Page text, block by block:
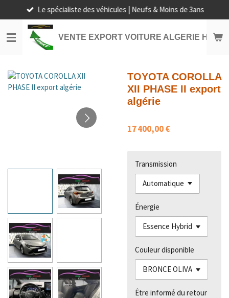
Passer
au
contenu
principal
VENTE EXPORT VOITURE ALGERIE HORS
Le spécialiste des véhicules | Neufs & Moins de 3ans
TOYOTA COROLLA
XII PHASE II export
algérie
17 400,00 €
Transmission
Énergie
Couleur disponible
Être informé du retour